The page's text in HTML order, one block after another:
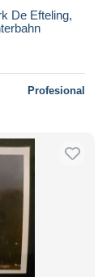
De Efteling,
Profesional